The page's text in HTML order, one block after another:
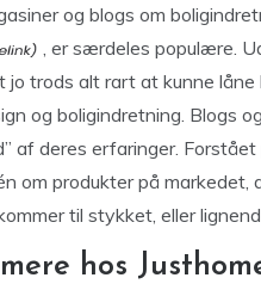
og blogs om
, er særdeles populære.
jo trods alt rart at kunne
og boligindretning. Blogs
af deres erfaringer.
om produkter på
til stykket, eller
hos